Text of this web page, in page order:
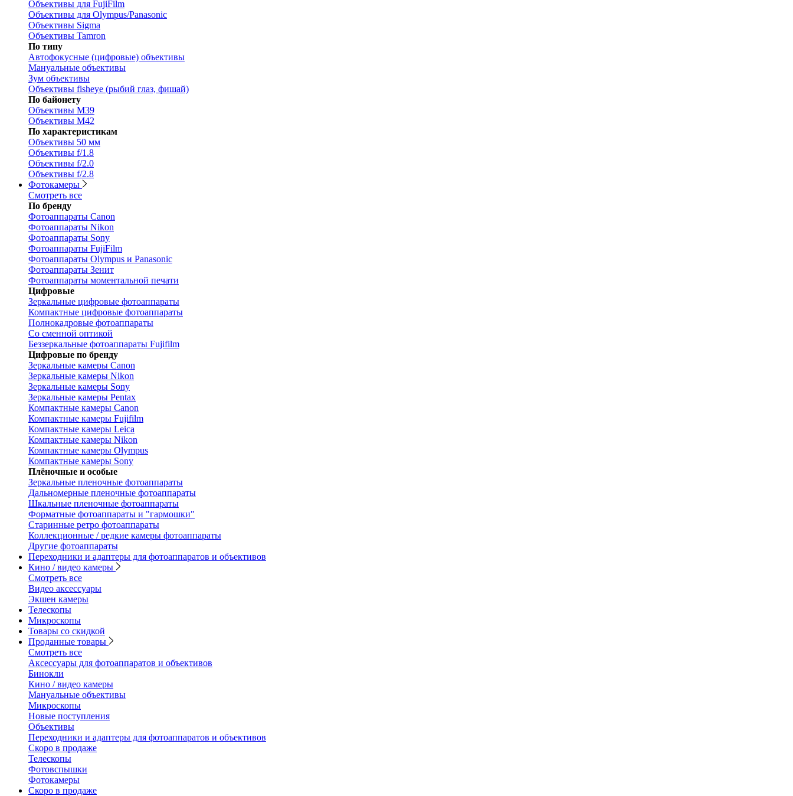
Объективы для FujiFilm
Объективы для Olympus/Panasonic
Объективы Sigma
Объективы Tamron
По типу
Автофокусные (цифровые) объективы
Мануальные объективы
Зум объективы
Объективы fisheye (рыбий глаз, фишай)
По байонету
Объективы M39
Объективы M42
По характеристикам
Объективы 50 мм
Объективы f/1.8
Объективы f/2.0
Объективы f/2.8
Фотокамеры
Смотреть все
По бренду
Фотоаппараты Canon
Фотоаппараты Nikon
Фотоаппараты Sony
Фотоаппараты FujiFilm
Фотоаппараты Olympus и Panasonic
Фотоаппараты Зенит
Фотоаппараты моментальной печати
Цифровые
Зеркальные цифровые фотоаппараты
Компактные цифровые фотоаппараты
Полнокадровые фотоаппараты
Со сменной оптикой
Беззеркальные фотоаппараты Fujifilm
Цифровые по бренду
Зеркальные камеры Canon
Зеркальные камеры Nikon
Зеркальные камеры Sony
Зеркальные камеры Pentax
Компактные камеры Canon
Компактные камеры Fujifilm
Компактные камеры Leica
Компактные камеры Nikon
Компактные камеры Olympus
Компактные камеры Sony
Плёночные и особые
Зеркальные пленочные фотоаппараты
Дальномерные пленочные фотоаппараты
Шкальные пленочные фотоаппараты
Форматные фотоаппараты и "гармошки"
Старинные ретро фотоаппараты
Коллекционные / редкие камеры фотоаппараты
Другие фотоаппараты
Переходники и адаптеры для фотоаппаратов и объективов
Кино / видео камеры
Смотреть все
Видео аксессуары
Экшен камеры
Телескопы
Микроскопы
Товары со скидкой
Проданные товары
Смотреть все
Аксессуары для фотоаппаратов и объективов
Бинокли
Кино / видео камеры
Мануальные объективы
Микроскопы
Новые поступления
Объективы
Переходники и адаптеры для фотоаппаратов и объективов
Скоро в продаже
Телескопы
Фотовспышки
Фотокамеры
Скоро в продаже